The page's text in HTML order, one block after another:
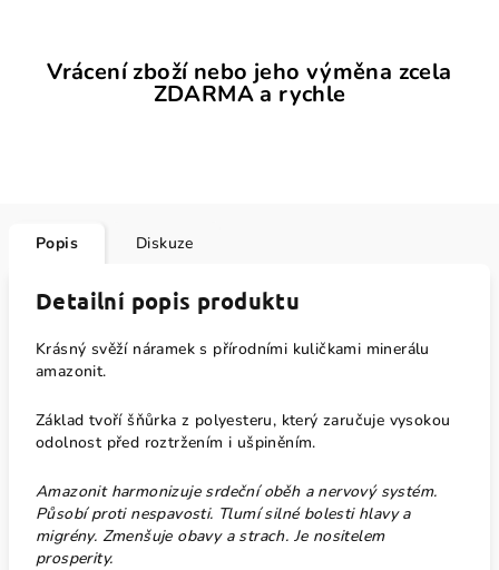
Vrácení zboží nebo jeho výměna zcela
ZDARMA a rychle
Popis Diskuze
Detailní popis produktu
Krásný svěží náramek s přírodními kuličkami minerálu
amazonit.
Základ tvoří šňůrka z polyesteru, který zaručuje vysokou
odolnost před roztržením i ušpiněním.
Amazonit harmonizuje srdeční oběh a nervový systém.
Působí proti nespavosti. Tlumí silné bolesti hlavy a
migrény. Zmenšuje obavy a strach. Je nositelem
prosperity.